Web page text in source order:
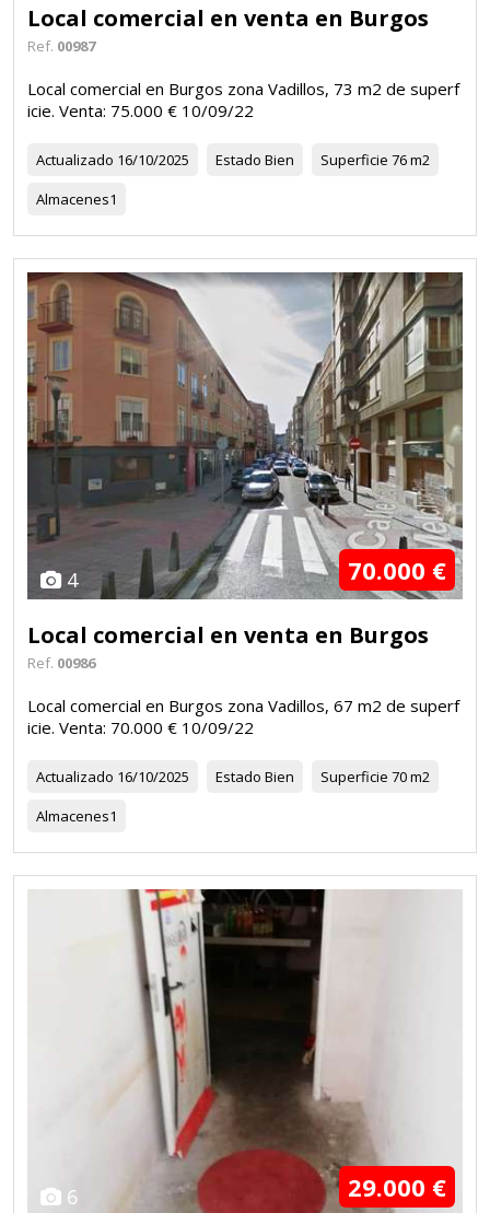
Local comercial en venta en Burgos
Ref. 00987
Local comercial en Burgos zona Vadillos, 73 m2 de superf
icie. Venta: 75.000 € 10/09/22
Actualizado 16/10/2025 Estado Bien Superficie 76 m2
Almacenes1
4 70.000 €
Local comercial en venta en Burgos
Ref. 00986
Local comercial en Burgos zona Vadillos, 67 m2 de superf
icie. Venta: 70.000 € 10/09/22
Actualizado 16/10/2025 Estado Bien Superficie 70 m2
Almacenes1
6 29.000 €